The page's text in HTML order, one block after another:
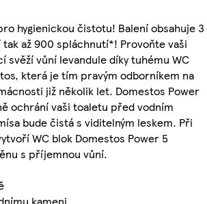
hygienickou čistotu! Balení obsahuje 3
tak až 900 spláchnutí*! Provoňte vaši
svěží vůní levandule díky tuhému WC
která je tím pravým odborníkem na
již několik let. Domestos Power
ochrání vaši toaletu před vodním
bude čistá s viditelným leskem. Při
WC blok Domestos Power 5
s příjemnou vůní.
kameni